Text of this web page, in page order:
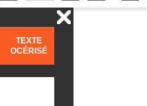
TEXTE
OCÉRISÉ